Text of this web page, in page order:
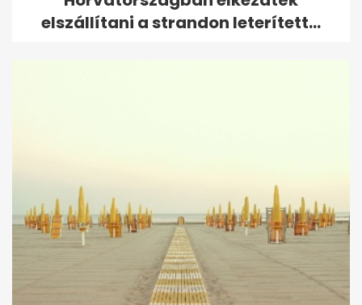
elszállítani a strandon leterített...